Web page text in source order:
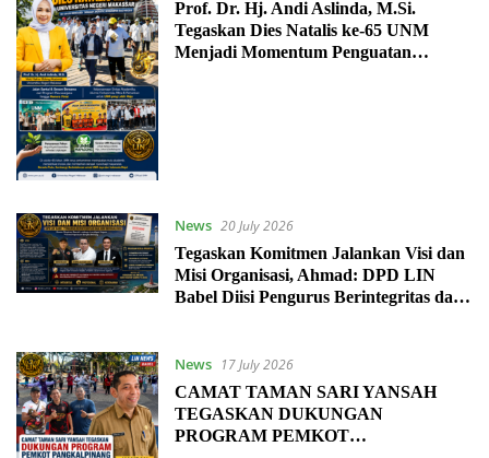
Prof. Dr. Hj. Andi Aslinda, M.Si.
Tegaskan Dies Natalis ke-65 UNM
Menjadi Momentum Penguatan
News 20 July 2026
Tegaskan Komitmen Jalankan Visi dan
Misi Organisasi, Ahmad: DPD LIN
Babel Diisi Pengurus Berintegritas dan
News
17 July 2026
CAMAT TAMAN SARI YANSAH
TEGASKAN DUKUNGAN
PROGRAM PEMKOT